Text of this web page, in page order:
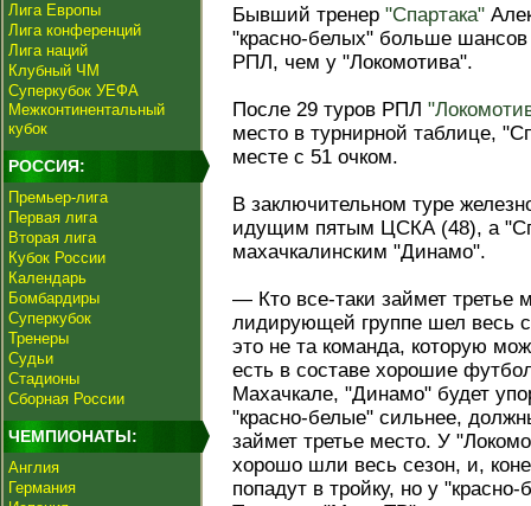
Лига Европы
Лига конференций
Лига наций
Клубный ЧМ
Суперкубок УЕФА
Межконтинентальный
кубок
РОССИЯ:
Премьер-лига
Первая лига
Вторая лига
Кубок России
Календарь
Бомбардиры
Суперкубок
Тренеры
Судьи
Стадионы
Сборная России
ЧЕМПИОНАТЫ:
Англия
Германия
Бывший тренер "Спартака"
"красно‑белых" больше шансов
РПЛ, чем у "Локомотива".
После 29 туров РПЛ
место в турнирной таблице,
месте с 51 очком.
В заключительном туре
идущим пятым ЦСКА (48), а
махачкалинским "Динамо".
— Кто все‑таки займет третье
лидирующей группе шел весь
это не та команда, которую
есть в составе хорошие
Махачкале, "Динамо" будет
"красно‑белые" сильнее,
займет третье место. У
хорошо шли весь сезон, и,
попадут в тройку, но у